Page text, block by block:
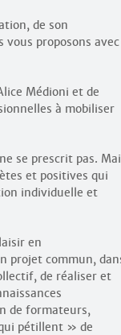
de son
proposons avec
Médioni et de
à mobiliser
se prescrit pas.
et positives qui
individuelle et
en
projet commun,
de réaliser et
de formateurs,
pétillent » de